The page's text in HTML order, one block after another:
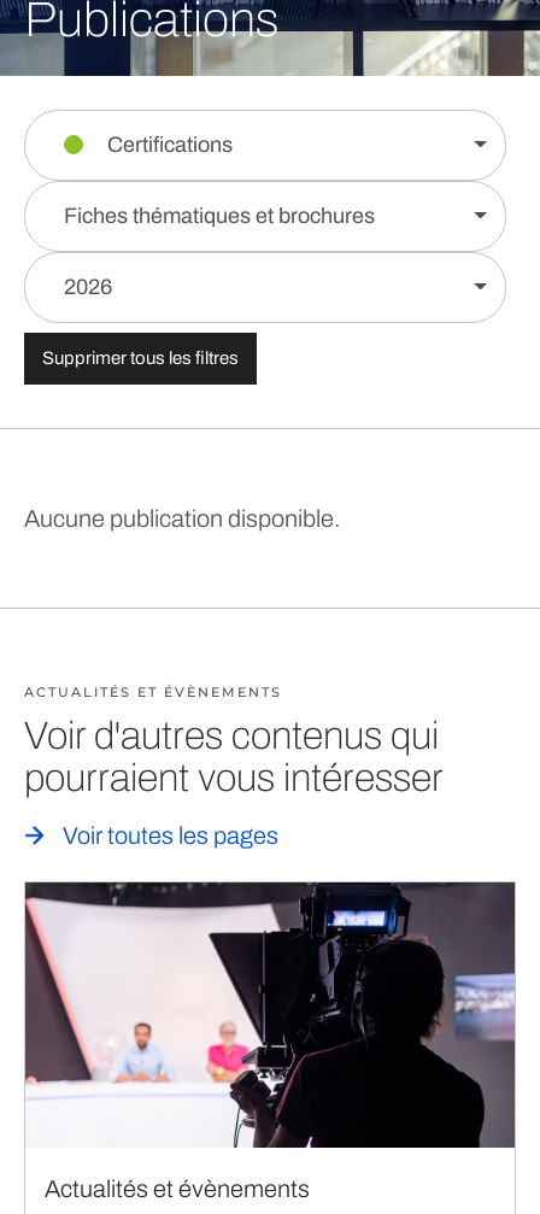
Publications
Certifications
Fiches thématiques et brochures
2026
Supprimer tous les filtres
Aucune publication disponible.
ACTUALITÉS ET ÉVÈNEMENTS
Voir d'autres contenus qui
pourraient vous intéresser
Voir toutes les pages
Actualités et évènements